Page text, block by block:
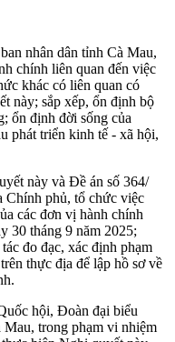
nhân dân tỉnh Cà Mau,
chính liên quan đến việc
khác có liên quan có
này; sắp xếp, ổn định bộ
ổn định đời sống của
phát triển kinh tế - xã hội,
này và Đề án số 364/
Chính phủ, tổ chức việc
các đơn vị hành chính
30 tháng 9 năm 2025;
đo đạc, xác định phạm
thực địa để lập hồ sơ về
hội, Đoàn đại biểu
trong phạm vi nhiệm